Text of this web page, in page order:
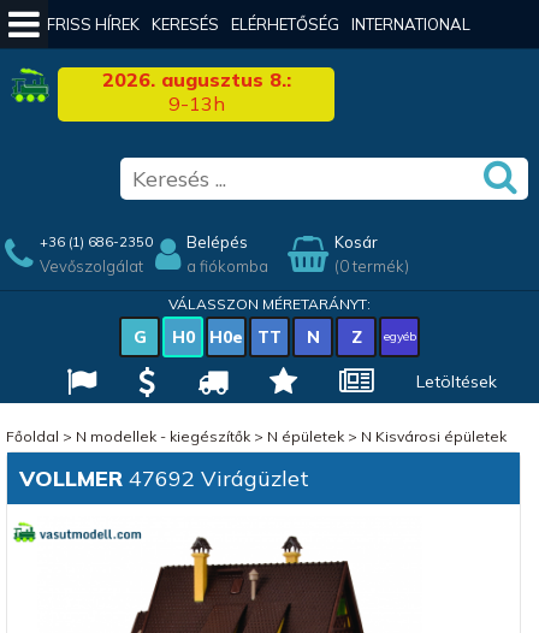
FRISS HÍREK KERESÉS ELÉRHETŐSÉG INTERNATIONAL
2026. augusztus 8.:
9-13h
+36 (1) 686-2350
Vevőszolgálat
Belépés
a fiókomba
Kosár
(0 termék)
VÁLASSZON MÉRETARÁNYT:
G H0 H0e TT N Z egyéb
Letöltések
Főoldal > N modellek - kiegészítők> N épületek> N Kisvárosi épületek
VOLLMER47692 Virágüzlet